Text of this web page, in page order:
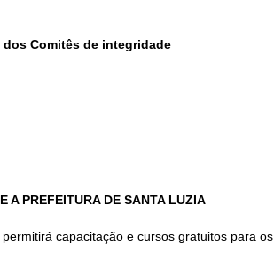
dos Comitês de integridade
A PREFEITURA DE SANTA LUZIA
permitirá capacitação e cursos gratuitos para os